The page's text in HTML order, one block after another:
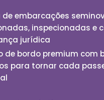
de embarcações
inspecionadas e
jurídica
de bordo premium com
para tornar cada